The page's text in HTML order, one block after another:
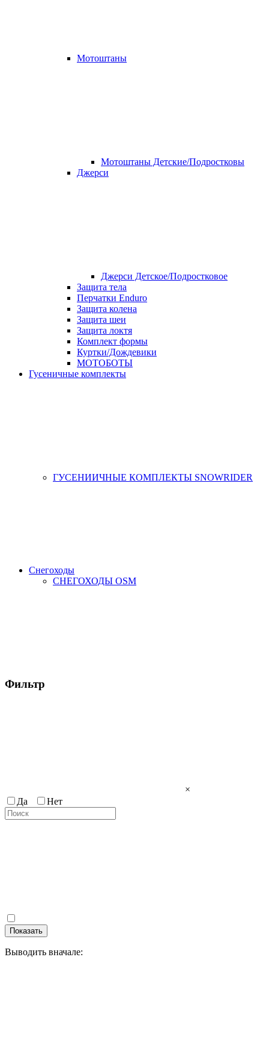
Мотоштаны
Мотоштаны Детские/Подростковы
Джерси
Джерси Детское/Подростковое
Защита тела
Перчатки Enduro
Защита колена
Защита шеи
Защита локтя
Комплект формы
Куртки/Дождевики
МОТОБОТЫ
Гусеничные комплекты
ГУСЕНИИЧНЫЕ КОМПЛЕКТЫ SNOWRIDER
Снегоходы
СНЕГОХОДЫ OSM
Фильтр
×
Да
Нет
Показать
Выводить вначале: